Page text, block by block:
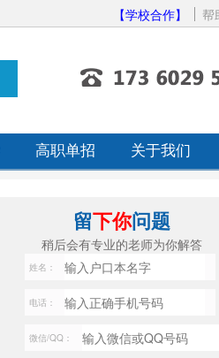
【学校合作】 帮
高职单招 关于我们
留下你问题
稍后会有专业的老师为你解答
姓名：
电话：
微信/QQ：